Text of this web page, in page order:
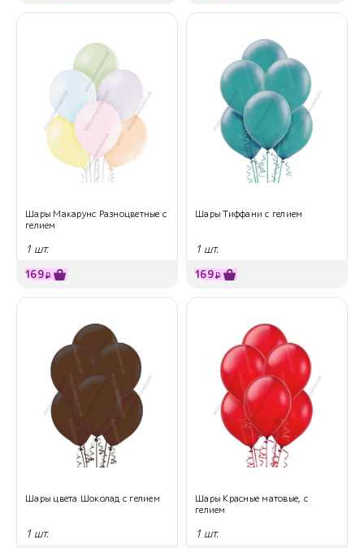
Шары Макарунс Разноцветные с
гелием
1 шт.
169₽
Шары Тиффани с гелием
1 шт.
169₽
Шары цвета Шоколад с гелием
1 шт.
Шары Красные матовые, с
гелием
1 шт.